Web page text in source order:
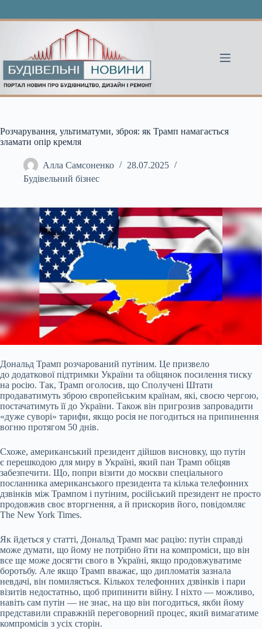
Розчарування, ультиматуми, зброя: як Трамп намагається
зламати опір кремля
Алла Самсоненко
28.07.2025
Будівельний бізнес
Дональд Трамп розчарований путіним. Це призвело
до додаткової підтримки України та обіцянок посилення тиску
на росію. Так, Трамп оголосив, що Сполучені Штати
продаватимуть зброю європейським країнам, які, своєю чергою,
постачатимуть її до України. Також він пригрозив запровадити
«дуже суворі» тарифи, якщо росія не погодиться на припинення
вогню протягом 50 днів.
Схоже, американський президент дійшов висновку, що путін
є перешкодою для миру в Україні, який пан Трамп обіцяв
забезпечити. Що, попри візити до москви спеціального
посланника американського президента та кілька телефонних
дзвінків між Трампом і путіним, російський президент не просто
продовжив своє вторгнення, а й прискорив його, повідомляє
The New York Times.
Як йдеться у статті, Дональд Трамп має рацію: путін справді
може думати, що йому не потрібно йти на компроміси, що він
все ще може досягти свого в Україні, якщо продовжуватиме
боротьбу. Але якщо Трамп вважає, що дипломатія зазнала
невдачі, він помиляється. Кількох телефонних дзвінків і пари
візитів недостатньо, щоб припинити війну. І ніхто — можливо,
навіть сам путін — не знає, на що він погодиться, якби йому
представили справжній переговорний процес, який вимагатиме
компромісів з усіх сторін.